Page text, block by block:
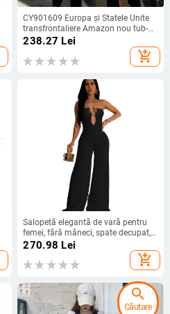
CY901609 Europa și Statele Unite
transfrontaliere Amazon nou tub-
lungime sexy salopetă la modă
fierbinte de foraj pantaloni slim
pentru femei
238.27 Lei
add_shopping_cart
Salopetă elegantă de vară pentru
femei, fără mâneci, spate decupat,
pantaloni largi, talie înaltă, poliester
270.98 Lei
add_shopping_cart
search
Căutare